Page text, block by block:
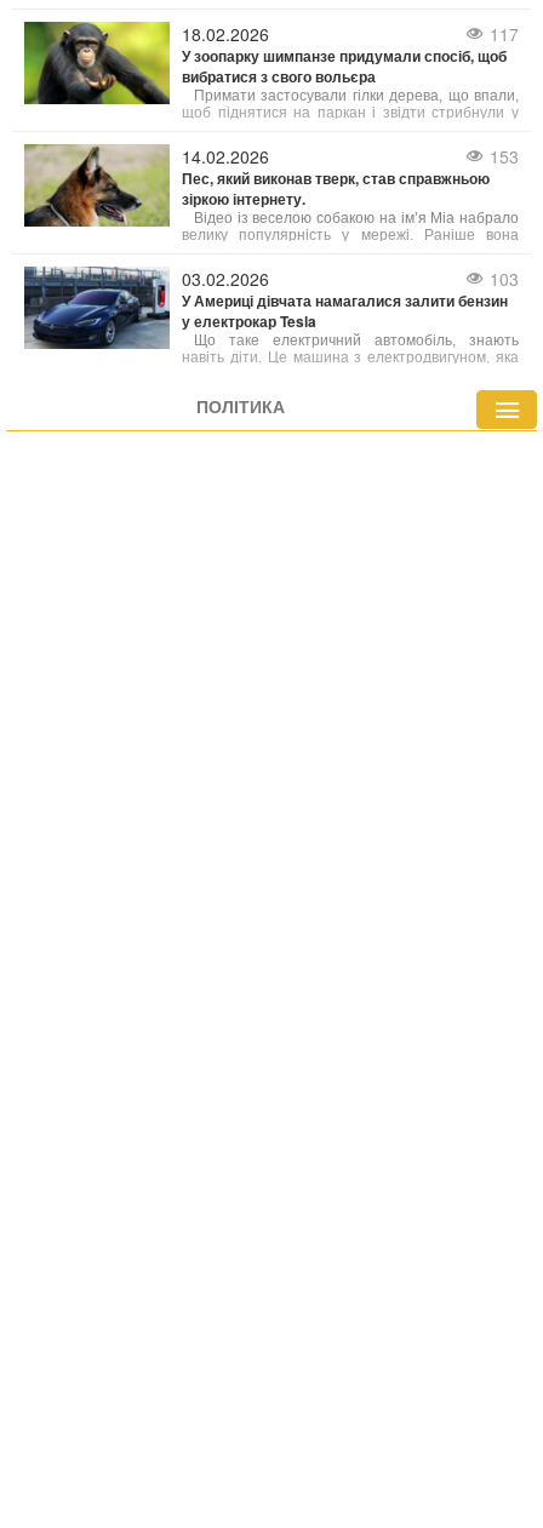
він придбав через Facebook Marketplace
хвостову частину Boeing 737, яку планує
поховати під землею та переобладнати на
повноцінний захищений бункер.
18.02.2026 117
У зоопарку шимпанзе придумали спосіб, щоб
вибратися з свого вольєра
Примати застосували гілки дерева, що впали,
щоб піднятися на паркан і звідти стрибнули у
гостей. Такі несподівані сусіди на прогулянковій
стежці — це далеко не щоденне явище.
14.02.2026 153
Пес, який виконав тверк, став справжньою
зіркою інтернету.
Відео із веселою собакою на ім’я Міа набрало
велику популярність у мережі. Раніше вона
згодом її взяла до себе родина зі Шотландії.
Зараз життя Міа кардинально змінилося: вона
щодня отримує ласку та турботу від своїх
власників.
03.02.2026 103
У Америці дівчата намагалися залити бензин
у електрокар Tesla
Що таке електричний автомобіль, знають
навіть діти. Це машина з електродвигуном, яка
це і підтверджує – електрокар їздить на
електриці. Однак не всі це розуміють.
ПОЛІТИКА